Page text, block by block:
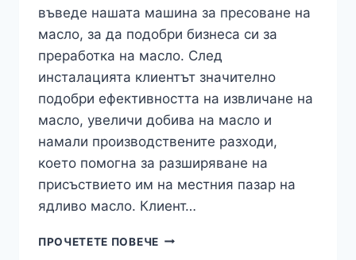
въведе нашата машина за пресоване на
масло, за да подобри бизнеса си за
преработка на масло. След
инсталацията клиентът значително
подобри ефективността на извличане на
масло, увеличи добива на масло и
намали производствените разходи,
което помогна за разширяване на
присъствието им на местния пазар на
ядливо масло. Клиент…
ПРОЧЕТЕТЕ ПОВЕЧЕКАК